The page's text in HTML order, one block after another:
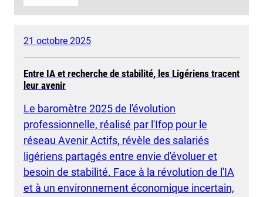
21 octobre 2025
Entre IA et recherche de stabilité, les Ligériens tracent
leur avenir
Le baromètre 2025 de l'évolution
professionnelle, réalisé par l'Ifop pour le
réseau Avenir Actifs, révèle des salariés
ligériens partagés entre envie d'évoluer et
besoin de stabilité. Face à la révolution de l'IA
et à un environnement économique incertain,